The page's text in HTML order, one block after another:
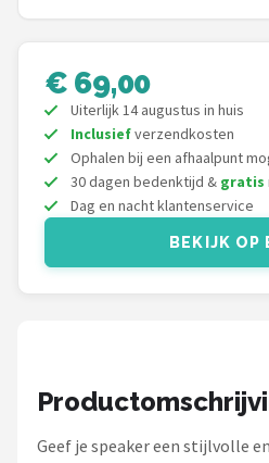
Shop
POPULAIRE MERKEN
Power Dynamics
Soundskins
Teufel
AquaSound
Fenton
€ 69,00
Uiterlijk 14 augustus in huis
Inclusiefverzendkosten
Ophalen bij een afhaalpunt
30 dagen bedenktijd & gratis
Dag en nacht klantenservice
BEKIJK OP
Geef je speaker een stijlvolle